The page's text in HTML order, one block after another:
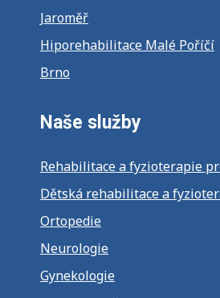
Jaroměř
Hiporehabilitace Malé Poříčí
Brno
Naše služby
Rehabilitace a fyzioterapie
Dětská rehabilitace a
Ortopedie
Neurologie
Gynekologie